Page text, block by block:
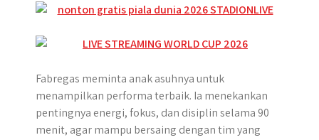
Fabregas meminta anak asuhnya untuk
menampilkan performa terbaik. Ia menekankan
pentingnya energi, fokus, dan disiplin selama 90
menit, agar mampu bersaing dengan tim yang